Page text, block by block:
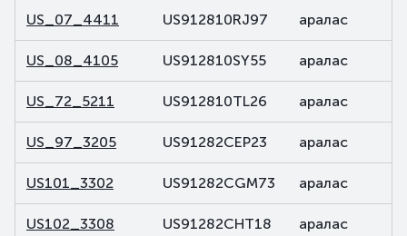
US_07_4411 US912810RJ97 аралас
US_08_4105 US912810SY55 аралас
US_72_5211 US912810TL26 аралас
US_97_3205 US91282CEP23 аралас
US101_3302 US91282CGM73 аралас
US102_3308 US91282CHT18 аралас